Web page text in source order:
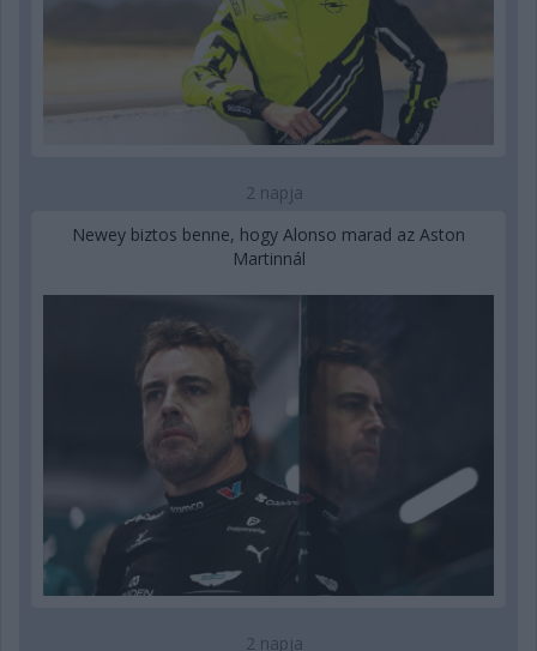
2 napja
Newey biztos benne, hogy Alonso marad az Aston
Martinnál
2 napja